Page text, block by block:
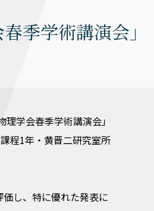
季学術講演会」
学会春季学術講演会」
程1年・黄晋二研究室所
し、特に優れた発表に